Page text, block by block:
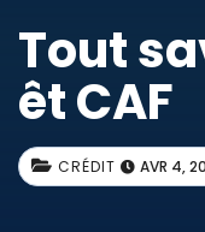
Tout
êt CAF
CRÉDIT AVR 4,